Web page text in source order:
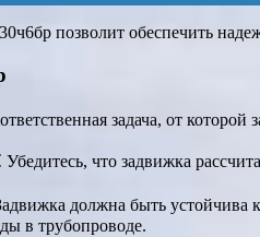
позволит обеспечить
задача, от
⁚ Убедитесь, что задвижка
должна быть устойчива
в трубопроводе.